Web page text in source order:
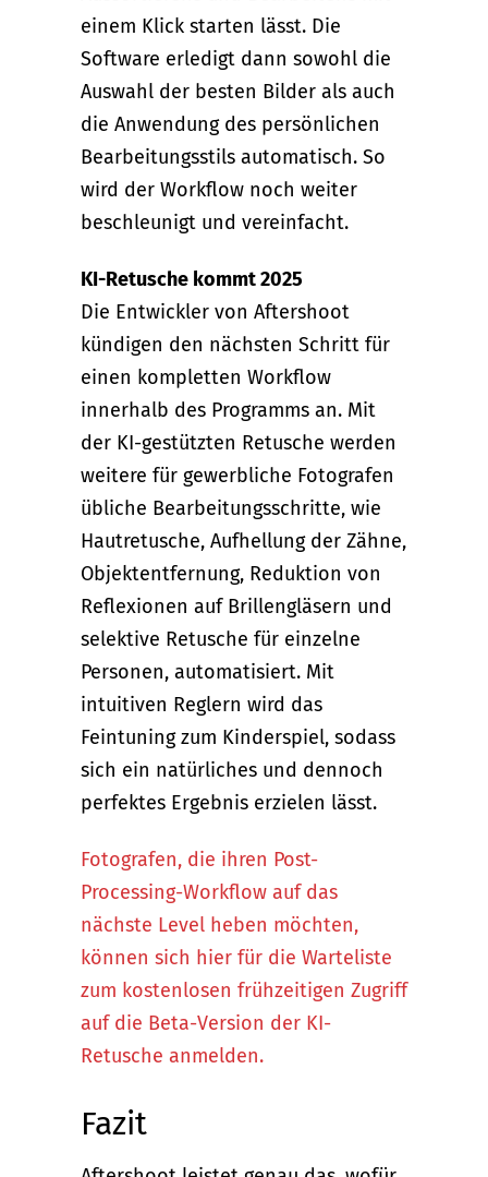
einem Klick starten lässt. Die
Software erledigt dann sowohl die
Auswahl der besten Bilder als auch
die Anwendung des persönlichen
Bearbeitungsstils automatisch. So
wird der Workflow noch weiter
beschleunigt und vereinfacht.
KI-Retusche kommt 2025
Die Entwickler von Aftershoot
kündigen den nächsten Schritt für
einen kompletten Workflow
innerhalb des Programms an. Mit
der KI-gestützten Retusche werden
weitere für gewerbliche Fotografen
übliche Bearbeitungsschritte, wie
Hautretusche, Aufhellung der Zähne,
Objektentfernung, Reduktion von
Reflexionen auf Brillengläsern und
selektive Retusche für einzelne
Personen, automatisiert. Mit
intuitiven Reglern wird das
Feintuning zum Kinderspiel, sodass
sich ein natürliches und dennoch
perfektes Ergebnis erzielen lässt.
Fotografen, die ihren Post-
Processing-Workflow auf das
nächste Level heben möchten,
können sich hier für die Warteliste
zum kostenlosen frühzeitigen Zugriff
auf die Beta-Version der KI-
Retusche anmelden.
Fazit